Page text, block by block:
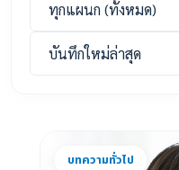
บทความทั่วไป